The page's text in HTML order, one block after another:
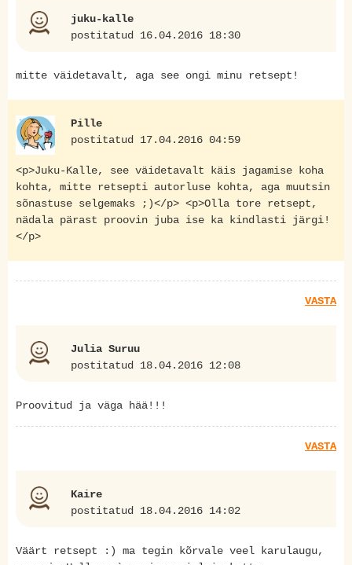
juku-kalle
postitatud 16.04.2016 18:30
mitte väidetavalt, aga see ongi minu retsept!
Pille
postitatud 17.04.2016 04:59
<p>Juku-Kalle, see väidetavalt käis jagamise koha
kohta, mitte retsepti autorluse kohta, aga muutsin
sõnastuse selgemaks ;)</p> <p>Olla tore retsept,
nädala pärast proovin juba ise ka kindlasti järgi!
</p>
VASTA
Julia Suruu
postitatud 18.04.2016 12:08
Proovitud ja väga hää!!!
VASTA
Kaire
postitatud 18.04.2016 14:02
Väärt retsept :) ma tegin kõrvale veel karulaugu,